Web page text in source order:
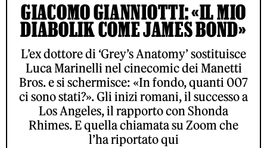
GIACOMO GIANNIOTTI: «IL MIO
DIABOLIK COME JAMES BOND»
L’ex dottore di ‘Grey’s Anatomy’ sostituisce
Luca Marinelli nel cinecomic dei Manetti
Bros. e si schermisce: «In fondo, quanti 007
ci sono stati?». Gli inizi romani, il successo a
Los Angeles, il rapporto con Shonda
Rhimes. E quella chiamata su Zoom che
l’ha riportato qui